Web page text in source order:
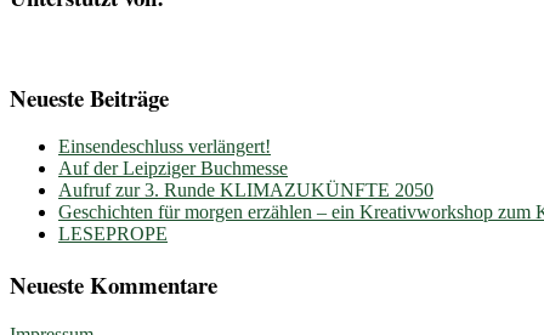
Neueste Beiträge
Einsendeschluss verlängert!
Auf der Leipziger Buchmesse
Aufruf zur 3. Runde KLIMAZUKÜNFTE 2050
Geschichten für morgen erzählen – ein Kreativworkshop zum
LESEPROPE
Neueste Kommentare